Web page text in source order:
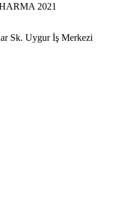
2021
Sk. Uygur İş Merkezi